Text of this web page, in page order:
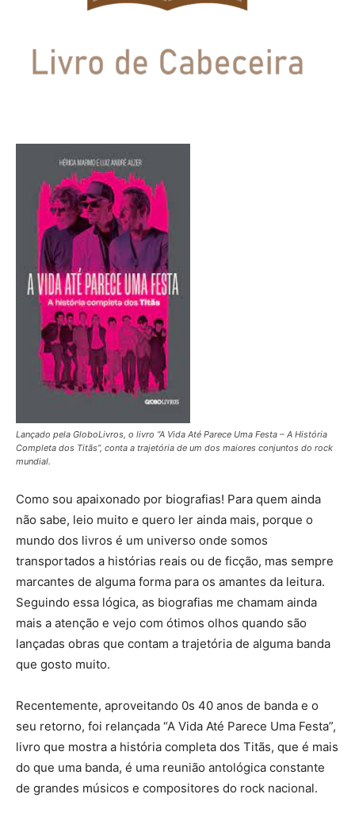
Lançado pela GloboLivros, o livro “A Vida Até Parece Uma Festa – A História
Completa dos Titãs”, conta a trajetória de um dos maiores conjuntos do rock
mundial.
Como sou apaixonado por biografias! Para quem ainda
não sabe, leio muito e quero ler ainda mais, porque o
mundo dos livros é um universo onde somos
transportados a histórias reais ou de ficção, mas sempre
marcantes de alguma forma para os amantes da leitura.
Seguindo essa lógica, as biografias me chamam ainda
mais a atenção e vejo com ótimos olhos quando são
lançadas obras que contam a trajetória de alguma banda
que gosto muito.
Recentemente, aproveitando 0s 40 anos de banda e o
seu retorno, foi relançada “A Vida Até Parece Uma Festa”,
livro que mostra a história completa dos Titãs, que é mais
do que uma banda, é uma reunião antológica constante
de grandes músicos e compositores do rock nacional.